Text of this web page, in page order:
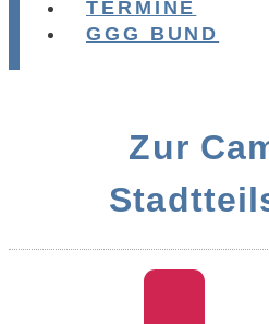
TERMINE
GGG BUND
Zur